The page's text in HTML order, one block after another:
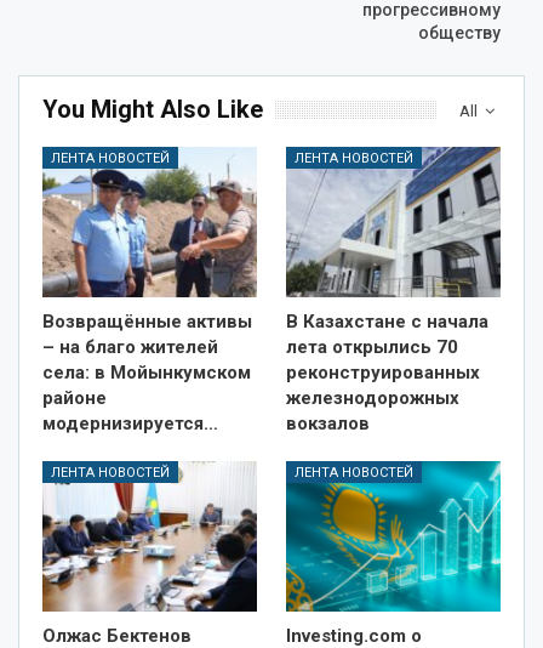
прогрессивному
обществу
All
You Might Also Like
ЛЕНТА НОВОСТЕЙ
Возвращённые активы
– на благо жителей
села: в Мойынкумском
районе
модернизируется…
ЛЕНТА НОВОСТЕЙ
В Казахстане с начала
лета открылись 70
реконструированных
железнодорожных
вокзалов
ЛЕНТА НОВОСТЕЙ
Олжас Бектенов
ЛЕНТА НОВОСТЕЙ
Investing.com о